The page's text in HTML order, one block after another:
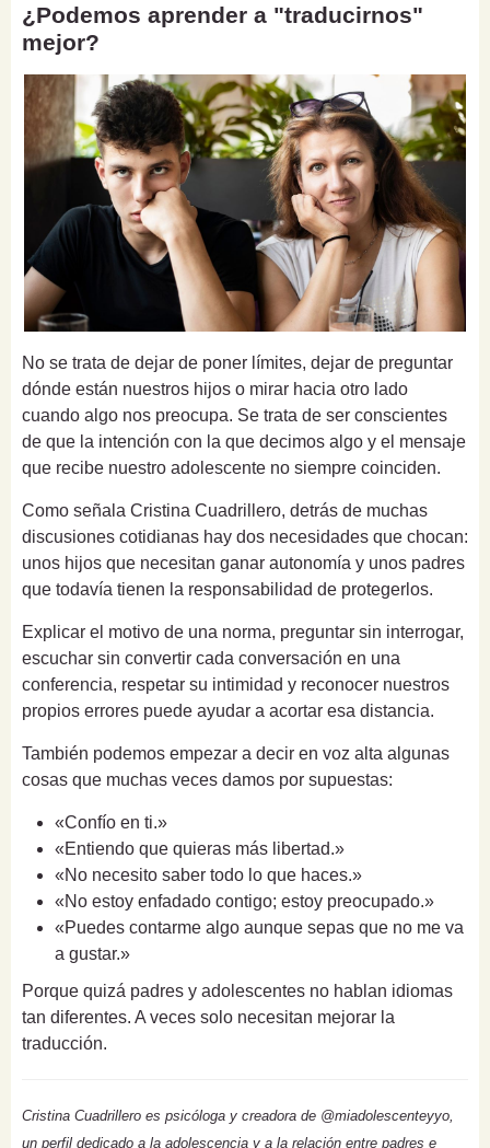
¿Podemos aprender a "traducirnos"
mejor?
No se trata de dejar de poner límites, dejar de preguntar
dónde están nuestros hijos o mirar hacia otro lado
cuando algo nos preocupa. Se trata de ser conscientes
de que la intención con la que decimos algo y el mensaje
que recibe nuestro adolescente no siempre coinciden.
Como señala Cristina Cuadrillero, detrás de muchas
discusiones cotidianas hay dos necesidades que chocan:
unos hijos que necesitan ganar autonomía y unos padres
que todavía tienen la responsabilidad de protegerlos.
Explicar el motivo de una norma, preguntar sin interrogar,
escuchar sin convertir cada conversación en una
conferencia, respetar su intimidad y reconocer nuestros
propios errores puede ayudar a acortar esa distancia.
También podemos empezar a decir en voz alta algunas
cosas que muchas veces damos por supuestas:
«Confío en ti.»
«Entiendo que quieras más libertad.»
«No necesito saber todo lo que haces.»
«No estoy enfadado contigo; estoy preocupado.»
«Puedes contarme algo aunque sepas que no me va
a gustar.»
Porque quizá padres y adolescentes no hablan idiomas
tan diferentes. A veces solo necesitan mejorar la
traducción.
Cristina Cuadrillero es psicóloga y creadora de @miadolescenteyyo,
un perfil dedicado a la adolescencia y a la relación entre padres e